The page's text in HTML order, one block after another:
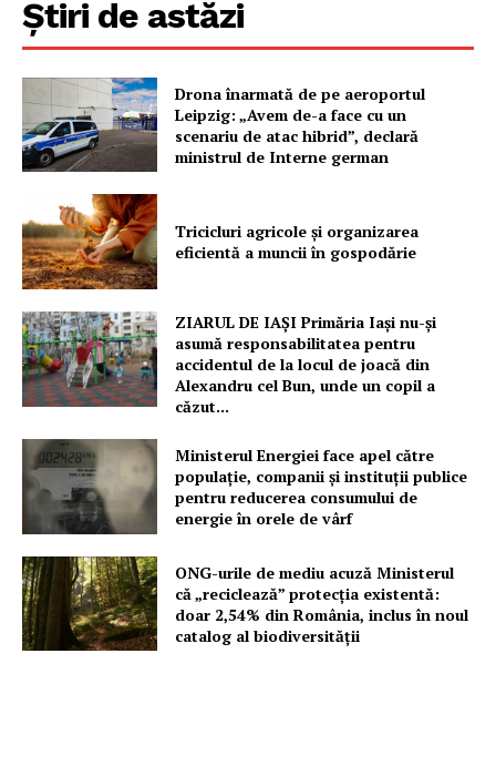
FREEDOM HOUSE ROMÂNIA
PRESShub
Despre noi / Echipa
Proiecte editoriale
Rețea
Contact
Știri de astăzi
Drona înarmată de pe aeroportul
Leipzig: „Avem de-a face cu un
scenariu de atac hibrid”, declară
ministrul de Interne german
Tricicluri agricole și organizarea
eficientă a muncii în gospodărie
ZIARUL DE IAȘI Primăria Iași nu-și
asumă responsabilitatea pentru
accidentul de la locul de joacă din
Alexandru cel Bun, unde un copil a
căzut...
Ministerul Energiei face apel către
populație, companii și instituții publice
pentru reducerea consumului de
energie în orele de vârf
ONG-urile de mediu acuză Ministerul
că „reciclează” protecția existentă:
doar 2,54% din România, inclus în noul
catalog al biodiversității